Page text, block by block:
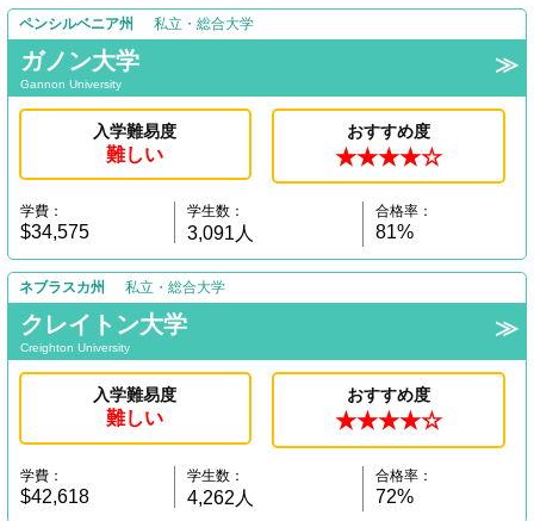
ペンシルベニア州 私立・総合大学
ガノン大学
Gannon University
入学難易度
難しい
おすすめ度
★★★★☆
学費：
$34,575
学生数：
3,091人
合格率：
81%
ネブラスカ州 私立・総合大学
クレイトン大学
Creighton University
入学難易度
難しい
おすすめ度
★★★★☆
学費：
$42,618
学生数：
4,262人
合格率：
72%